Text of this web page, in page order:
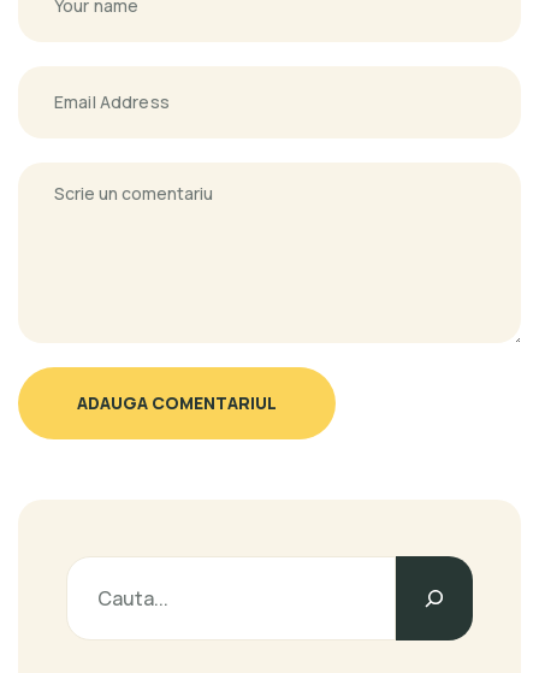
ADAUGA COMENTARIUL